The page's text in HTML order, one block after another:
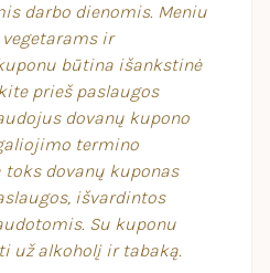
darbo dienomis. Meniu
ir
būtina išankstinė
prieš paslaugos
dovanų kupono
termino
dovanų kuponas
išvardintos
Su kuponu
už alkoholį ir tabaką.